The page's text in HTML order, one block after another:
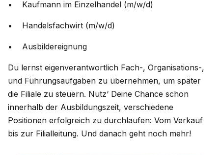
• Kaufmann im Einzelhandel (m/w/d)
• Handelsfachwirt (m/w/d)
• Ausbildereignung
Du lernst eigenverantwortlich Fach-, Organisations-,
und Führungsaufgaben zu übernehmen, um später
die Filiale zu steuern. Nutz‘ Deine Chance schon
innerhalb der Ausbildungszeit, verschiedene
Positionen erfolgreich zu durchlaufen: Vom Verkauf
bis zur Filialleitung. Und danach geht noch mehr!